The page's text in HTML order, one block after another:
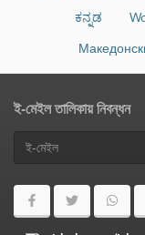
ಕನ್ನಡ
ই-মেইল তালিকায় নিবন্ধন